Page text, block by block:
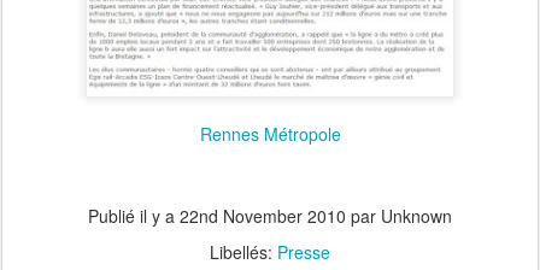
Rennes Métropole
Publié il y a 22nd November 2010 par Unknown
Libellés: Presse